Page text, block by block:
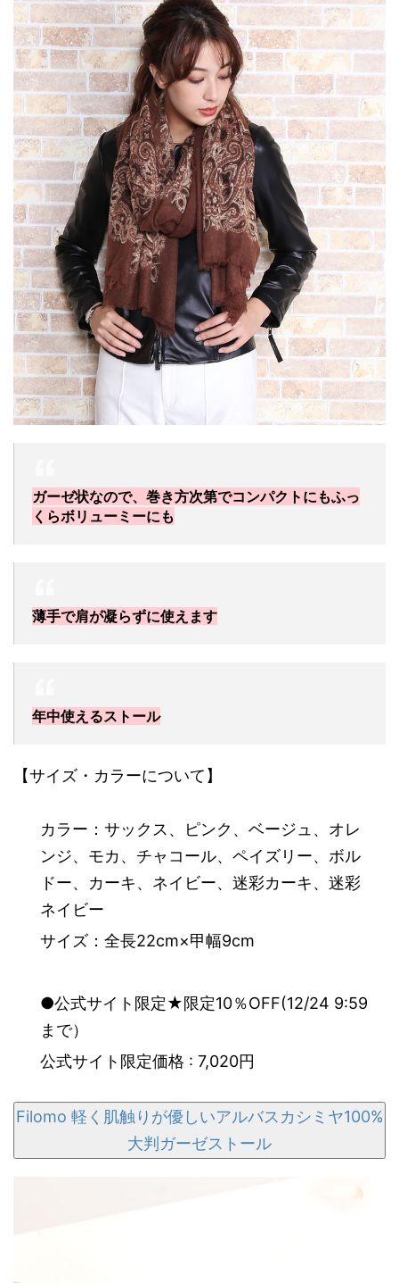
ガーゼ状なので、巻き方次第でコンパクトにもふっ
くらボリューミーにも
薄手で肩が凝らずに使えます
年中使えるストール
【サイズ・カラーについて】
カラー：サックス、ピンク、ベージュ、オレ
ンジ、モカ、チャコール、ペイズリー、ボル
ドー、カーキ、ネイビー、迷彩カーキ、迷彩
ネイビー
サイズ：全長22cm×甲幅9cm
●公式サイト限定★限定10％OFF(12/24 9:59
まで）
公式サイト限定価格 : 7,020円
Filomo 軽く肌触りが優しいアルバスカシミヤ100%
大判ガーゼストール